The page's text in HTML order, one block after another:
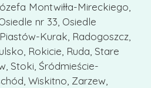
Montwiłła-Mireckiego,
nr 33, Osiedle
Kurak, Radogoszcz,
Rokicie, Ruda, Stare
Stoki, Śródmieście-
Wiskitno, Zarzew,